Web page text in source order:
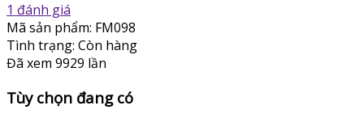
1 đánh giá
Mã sản phẩm: FM098
Tình trạng: Còn hàng
Đã xem 9929 lần
Tùy chọn đang có